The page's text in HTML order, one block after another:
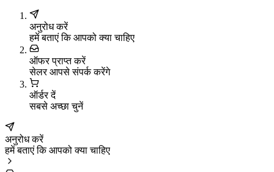
अनुरोध करें
हमें बताएं कि आपको क्या चाहिए
ऑफर प्राप्त करें
सेलर आपसे संपर्क करेंगे
ऑर्डर दें
सबसे अच्छा चुनें
अनुरोध करें
हमें बताएं कि आपको क्या चाहिए